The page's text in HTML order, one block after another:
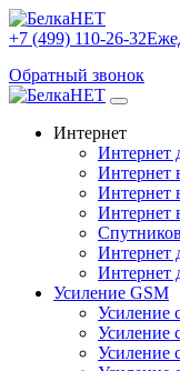
+7 (499) 110-26-32
Обратный звонок
Интернет
Интернет
Интернет
Интернет
Интернет
Интернет
Интернет
Усиление GSM
Усиление
Усиление
Усиление